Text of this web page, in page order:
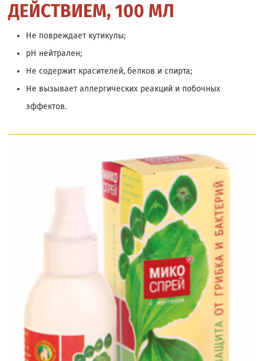
ДЕЙСТВИЕМ, 100 МЛ
Не повреждает кутикулы;
рН нейтрален;
Не содержит красителей, белков и спирта;
Не вызывает аллергических реакций и побочных
эффектов.